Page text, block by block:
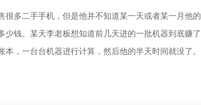
很多二手手机，但是他并不知道某一天或者某一月他的
少钱。某天李老板想知道前几天进的一批机器到底赚了
本，一台台机器进行计算，然后他的半天时间就没了。